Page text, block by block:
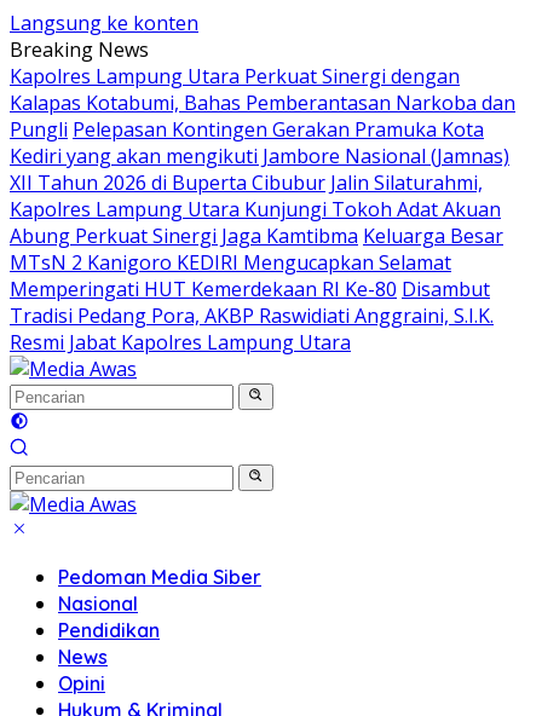
Langsung ke konten
Breaking News
Kapolres Lampung Utara Perkuat Sinergi dengan
Kalapas Kotabumi, Bahas Pemberantasan Narkoba dan
Pungli Pelepasan Kontingen Gerakan Pramuka Kota
Kediri yang akan mengikuti Jambore Nasional (Jamnas)
XII Tahun 2026 di Buperta Cibubur Jalin Silaturahmi,
Kapolres Lampung Utara Kunjungi Tokoh Adat Akuan
Abung Perkuat Sinergi Jaga Kamtibma Keluarga Besar
MTsN 2 Kanigoro KEDIRI Mengucapkan Selamat
Memperingati HUT Kemerdekaan RI Ke-80 Disambut
Tradisi Pedang Pora, AKBP Raswidiati Anggraini, S.I.K.
Resmi Jabat Kapolres Lampung Utara
Pedoman Media Siber
Nasional
Pendidikan
News
Opini
Hukum & Kriminal